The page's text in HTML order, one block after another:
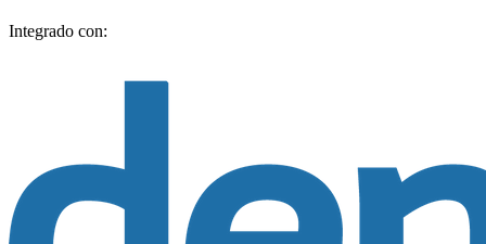
Integrado con: